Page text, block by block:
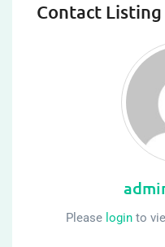
Contact
Please login to